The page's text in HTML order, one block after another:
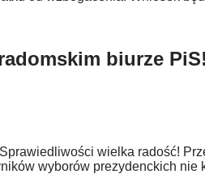
biurze PiS!
wielka radość!
wyborów prezydenckich nie